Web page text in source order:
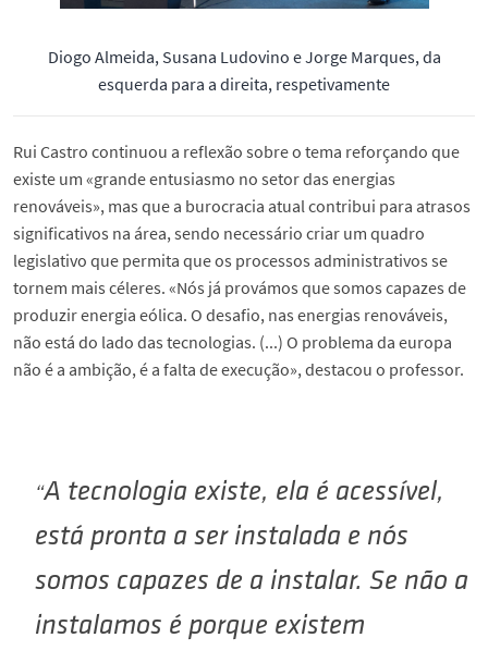
Diogo Almeida, Susana Ludovino e Jorge Marques, da
esquerda para a direita, respetivamente
Rui Castro continuou a reflexão sobre o tema reforçando que
existe um «grande entusiasmo no setor das energias
renováveis», mas que a burocracia atual contribui para atrasos
significativos na área, sendo necessário criar um quadro
legislativo que permita que os processos administrativos se
tornem mais céleres. «Nós já provámos que somos capazes de
produzir energia eólica. O desafio, nas energias renováveis,
não está do lado das tecnologias. (...) O problema da europa
não é a ambição, é a falta de execução», destacou o professor.
A tecnologia existe, ela é acessível,
está pronta a ser instalada e nós
somos capazes de a instalar. Se não a
instalamos é porque existem